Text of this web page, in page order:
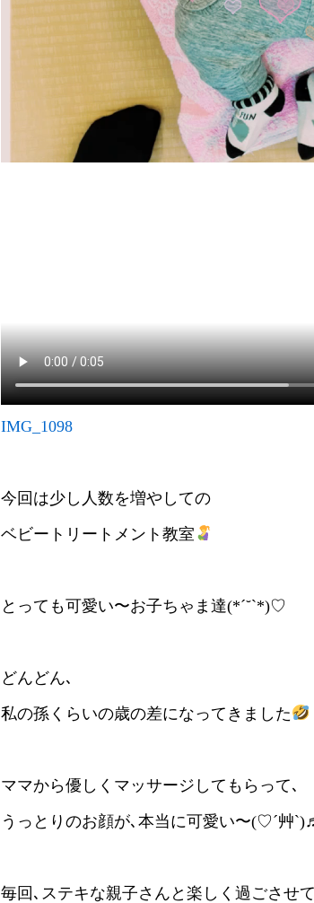
IMG_1098
今回は少し人数を増やしての
ベビートリートメント教室
とっても可愛い〜お子ちゃま達(*´˘`*)♡
どんどん､
私の孫くらいの歳の差になってきました
ママから優しくマッサージしてもらって､
うっとりのお顔が､本当に可愛い〜(♡ˊ艸
毎回､ステキな親子さんと楽しく過ごさせ